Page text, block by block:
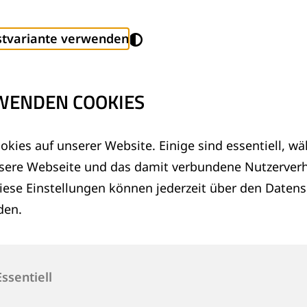
gehostet. Das Laden bedarf der Zustimmung
verwenden
COOKIES
auf unserer Website. Einige sind essentiell,
Webseite und das damit verbundene
Einstellungen können jederzeit über den